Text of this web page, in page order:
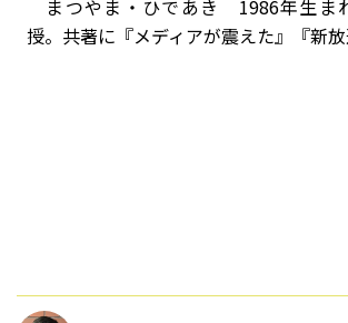
まつやま・ひであき 1986年生ま
授。共著に『メディアが震えた』『新放